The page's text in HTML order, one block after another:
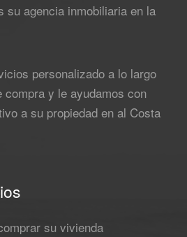
su agencia inmobiliaria en la
personalizado a lo largo
compra y le ayudamos con
a su propiedad en al Costa
su vivienda